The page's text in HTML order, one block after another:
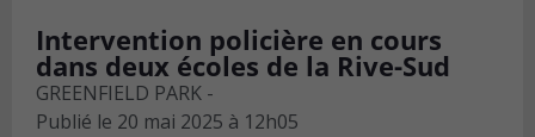
Intervention policière en cours
dans deux écoles de la Rive-Sud
GREENFIELD PARK -
Publié le 20 mai 2025 à 12h05